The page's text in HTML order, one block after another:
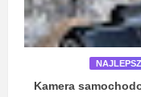
Kamera